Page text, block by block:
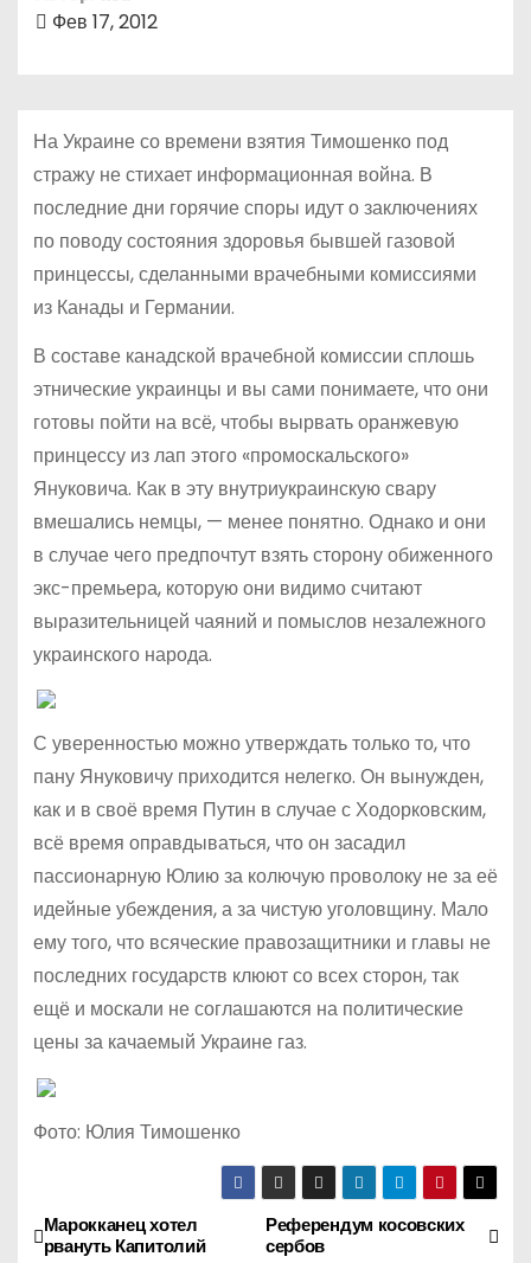
Фев 17, 2012
На Украине со времени взятия Тимошенко под
стражу не стихает информационная война. В
последние дни горячие споры идут о заключениях
по поводу состояния здоровья бывшей газовой
принцессы, сделанными врачебными комиссиями
из Канады и Германии.
В составе канадской врачебной комиссии сплошь
этнические украинцы и вы сами понимаете, что они
готовы пойти на всё, чтобы вырвать оранжевую
принцессу из лап этого «промоскальского»
Януковича. Как в эту внутриукраинскую свару
вмешались немцы, — менее понятно. Однако и они
в случае чего предпочтут взять сторону обиженного
экс-премьера, которую они видимо считают
выразительницей чаяний и помыслов незалежного
украинского народа.
С уверенностью можно утверждать только то, что
пану Януковичу приходится нелегко. Он вынужден,
как и в своё время Путин в случае с Ходорковским,
всё время оправдываться, что он засадил
пассионарную Юлию за колючую проволоку не за её
идейные убеждения, а за чистую уголовщину. Мало
ему того, что всяческие правозащитники и главы не
последних государств клюют со всех сторон, так
ещё и москали не соглашаются на политические
цены за качаемый Украине газ.
Фото: Юлия Тимошенко
Н
Референдум косовских
сербов
Марокканец хотел
рвануть Капитолий